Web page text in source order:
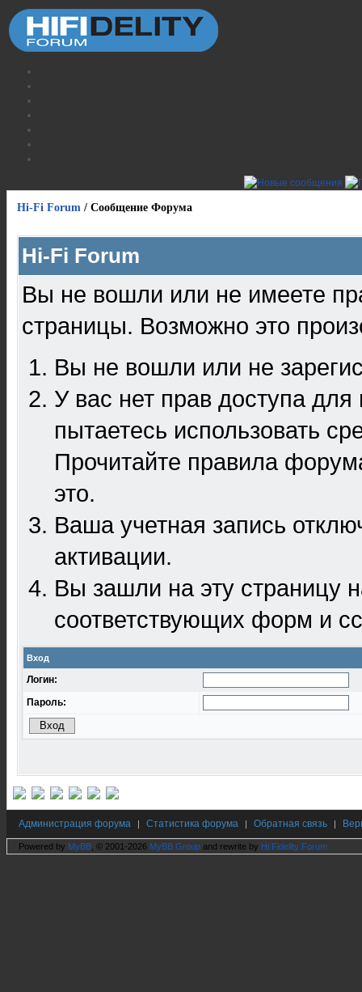
Hi-Fi Forum / Сообщение Форума
Hi-Fi Forum
Вы не вошли или не имеете
страницы. Возможно это
Вы не вошли или не
У вас нет прав доступа
пытаетесь использовать
Прочитайте правила
это.
Ваша учетная запись
активации.
Вы зашли на эту
соответствующих форм и
Вход
Логин:
Пароль:
Администрация форума | Статистика форума | Обратная связь |
Powered by MyBB , © 2001-2026 MyBB Group and rewrite by Hi Fidelity Forum